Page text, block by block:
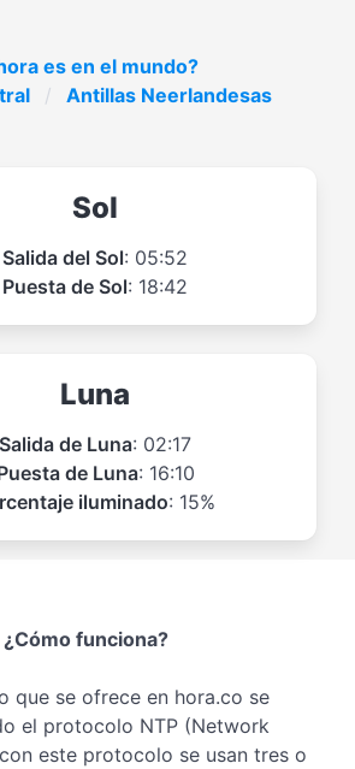
es en el mundo?
Antillas Neerlandesas
Sol
Salida del Sol: 05:52
Puesta de Sol: 18:42
Luna
Salida de Luna: 02:17
de Luna: 16:10
iluminado: 15%
¿Cómo funciona?
que se ofrece en hora.co se
el protocolo NTP (Network
este protocolo se usan tres o